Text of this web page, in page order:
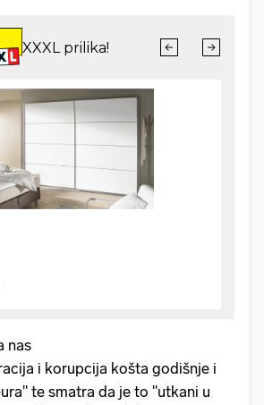
nas
i korupcija košta godišnje i
te smatra da je to "utkani u